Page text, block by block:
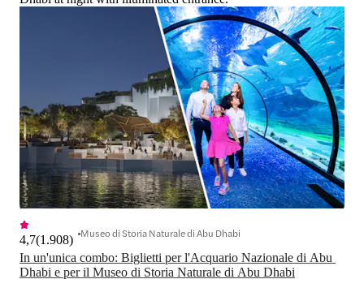
In un'unica combo: Biglietti per l'Acquario Nazionale di Abu
Dhabi e per il Museo di Storia Naturale di Abu Dhabi
4,7(1.908) Museo di Storia Naturale di Abu Dhabi